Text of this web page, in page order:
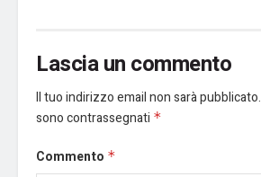
Lascia un commento
Il tuo indirizzo email non sarà pubblicato.
sono contrassegnati *
Commento *